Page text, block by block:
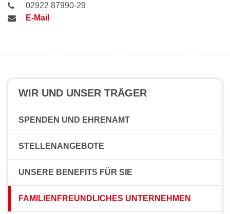
02922 87990-29
E-Mail
WIR UND UNSER TRÄGER
SPENDEN UND EHRENAMT
STELLENANGEBOTE
UNSERE BENEFITS FÜR SIE
FAMILIENFREUNDLICHES UNTERNEHMEN